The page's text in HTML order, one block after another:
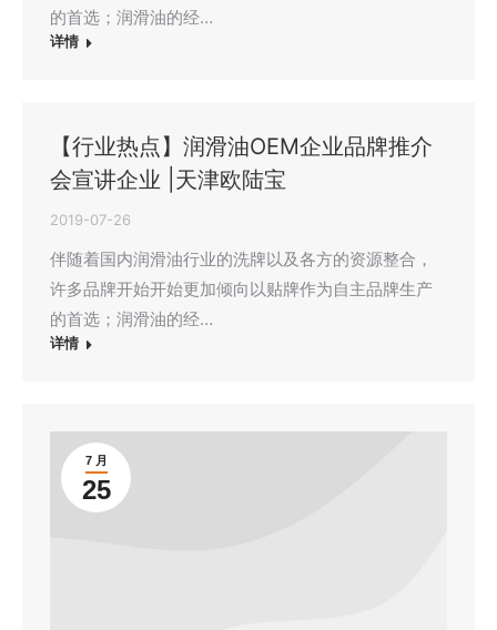
的首选；润滑油的经…
详情
【行业热点】润滑油OEM企业品牌推介
会宣讲企业 |天津欧陆宝
2019-07-26
伴随着国内润滑油行业的洗牌以及各方的资源整合，
许多品牌开始开始更加倾向以贴牌作为自主品牌生产
的首选；润滑油的经…
详情
7 月
25